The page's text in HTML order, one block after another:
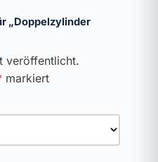
„Doppelzylinder
veröffentlicht.
markiert